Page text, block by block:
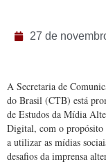
27 de
A Secretaria de
do Brasil (CTB) está
de Estudos da Mídia
Digital, com o propósito
a utilizar as mídias
desafios da imprensa